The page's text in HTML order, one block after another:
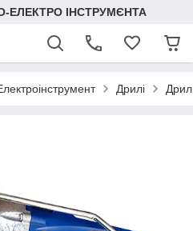
ЕЛЕКТРО ІНСТРУМЄНТА
Дрилі